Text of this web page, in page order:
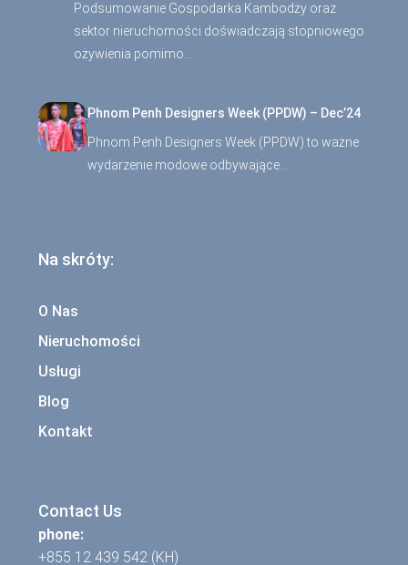
Podsumowanie Gospodarka Kambodży oraz
sektor nieruchomości doświadczają stopniowego
ożywienia pomimo…
Phnom Penh Designers Week (PPDW) – Dec’24
Phnom Penh Designers Week (PPDW) to ważne
wydarzenie modowe odbywające…
Na skróty:
O Nas
Nieruchomości
Usługi
Blog
Kontakt
Contact Us
phone:
+855 12 439 542 (KH)